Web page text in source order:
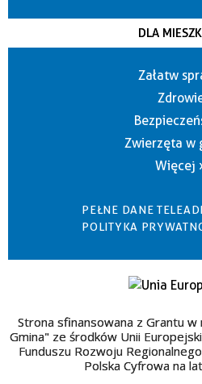
DLA
Załatw
Zwierzęta w
Więcej
PEŁNE DANE
POLITYKA
Strona sfinansowana z Grantu
Gmina" ze środków Unii
Funduszu Rozwoju
Polska Cyfrowa na